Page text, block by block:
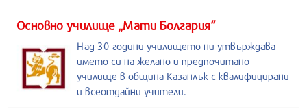
Основно училище „Мати Болгария“
Над 30 години училището ни утвърждава
името си на желано и предпочитано
училище в община Казанлък с квалифицирани
и всеотдайни учители.